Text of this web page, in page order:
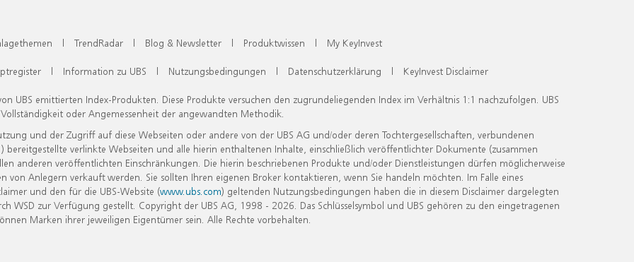
| TrendRadar | Blog & Newsletter | Produktwissen | My KeyInvest
| Information zu UBS | Nutzungsbedingungen | Datenschutzerklärung | KeyInvest Disclaimer
UBS emittierten Index-Produkten. Diese Produkte versuchen den zugrundeliegenden Index im Verhältnis 1:1 nachzufolgen. UBS
oder Angemessenheit der angewandten Methodik.
und der Zugriff auf diese Webseiten oder andere von der UBS AG und/oder deren Tochtergesellschaften, verbundenen
verlinkte Webseiten und alle hierin enthaltenen Inhalte, einschließlich veröffentlichter Dokumente (zusammen
anderen veröffentlichten Einschränkungen. Die hierin beschriebenen Produkte und/oder Dienstleistungen dürfen möglicherweise
Anlegern verkauft werden. Sie sollten Ihren eigenen Broker kontaktieren, wenn Sie handeln möchten. Im Falle eines
und den für die UBS-Website (www.ubs.com) geltenden Nutzungsbedingungen haben die in diesem Disclaimer dargelegten
zur Verfügung gestellt. Copyright der UBS AG, 1998 - 2026. Das Schlüsselsymbol und UBS gehören zu den eingetragenen
Marken ihrer jeweiligen Eigentümer sein. Alle Rechte vorbehalten.